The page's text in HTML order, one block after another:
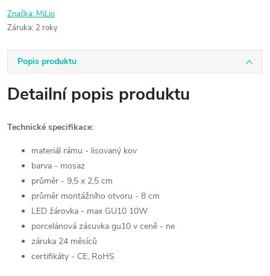
Značka: MiLio
Záruka: 2 roky
Popis produktu
Detailní popis produktu
Technické specifikace:
materiál rámu - lisovaný kov
barva - mosaz
průměr - 9,5 x 2,5 cm
průměr montážního otvoru - 8 cm
LED žárovka - max GU10 10W
porcelánová zásuvka gu10 v ceně - ne
záruka 24 měsíců
certifikáty - CE, RoHS